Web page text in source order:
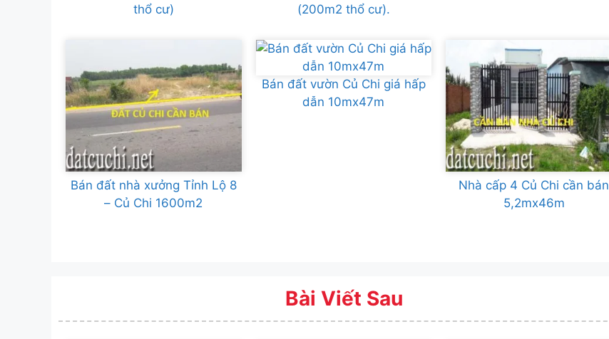
thổ cư)
(200m2 thổ cư).
Bán đất nhà xưởng Tỉnh Lộ 8
– Củ Chi 1600m2
Bán đất vườn Củ Chi giá hấp
dẫn 10mx47m
Nhà cấp 4 Củ Chi cần bán
5,2mx46m
Bài Viết Sau